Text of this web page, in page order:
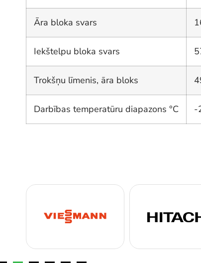
Āra bloka svars
Iekštelpu bloka svars
Trokšņu līmenis, āra bloks
Darbības temperatūru diapazons °C -